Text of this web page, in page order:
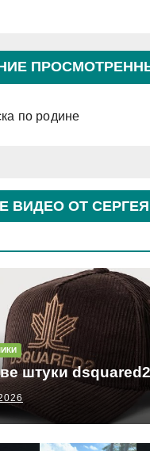
по родине
ВИДЕО ОТ
штуки dsquared2